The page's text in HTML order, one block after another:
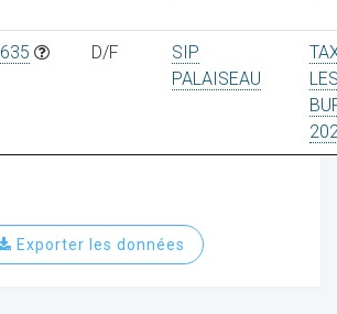
635 D/F
SIP
PALAISEAU
Exporter les données